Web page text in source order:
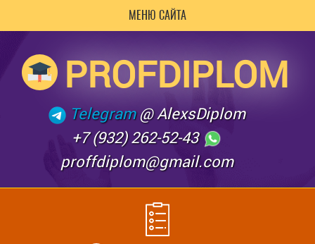
МЕНЮ САЙТА
PROFDIPLOM
Telegram @ AlexsDiplom
+7 (932) 262-52-43
proffdiplom@gmail.com